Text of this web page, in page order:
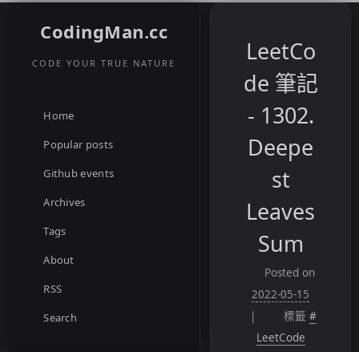
CodingMan.cc
CODE YOUR TRUE NATURE
Home
Popular posts
Github events
Archives
Tags
About
RSS
Search
LeetCo
de 筆記
- 1302.
Deepe
st
Leaves
Sum
Posted on
2022-05-15
標籤 #
LeetCode